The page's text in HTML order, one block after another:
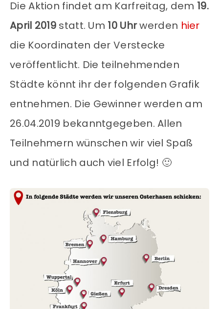
Die Aktion findet am Karfreitag, dem 19.
April 2019 statt. Um 10 Uhrwerden hier
die Koordinaten der Verstecke
veröffentlicht. Die teilnehmenden
Städte könnt ihr der folgenden Grafik
entnehmen. Die Gewinner werden am
26.04.2019 bekanntgegeben. Allen
Teilnehmern wünschen wir viel Spaß
und natürlich auch viel Erfolg! 🙂